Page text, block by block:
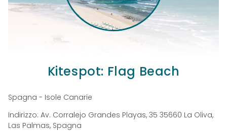
Kitespot: Flag Beach
Spagna - Isole Canarie
Indirizzo: Av. Corralejo Grandes Playas, 35 35660 La Oliva,
Las Palmas, Spagna